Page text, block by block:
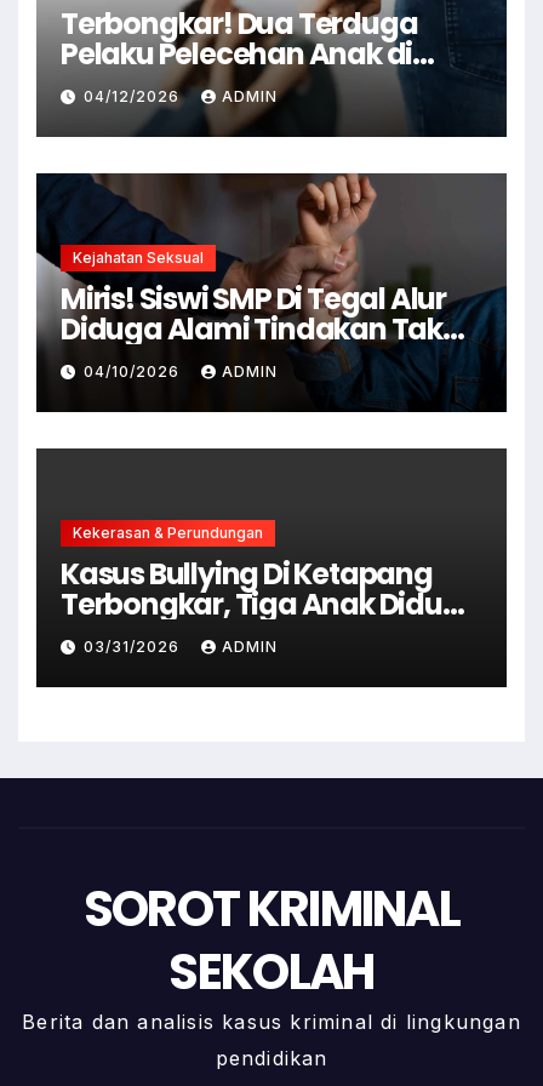
Terbongkar! Dua Terduga
Pelaku Pelecehan Anak di
Cianjur Ditangkap Polisi
04/12/2026 ADMIN
Kejahatan Seksual
Miris! Siswi SMP Di Tegal Alur
Diduga Alami Tindakan Tak
Senonoh Di Sekolah
04/10/2026 ADMIN
Kekerasan & Perundungan
Kasus Bullying Di Ketapang
Terbongkar, Tiga Anak Diduga
Terlibat Kini Jadi Tersangka
03/31/2026 ADMIN
SOROT KRIMINAL
SEKOLAH
Berita dan analisis kasus kriminal di lingkungan
pendidikan